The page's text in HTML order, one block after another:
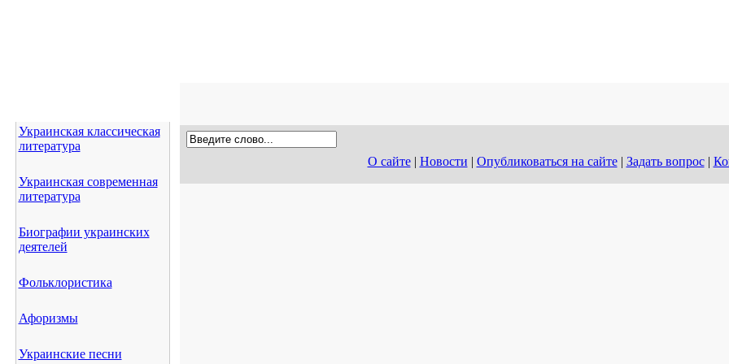
Украинская классическая
литература
Украинская современная
литература
Биографии украинских
деятелей
Фольклористика
Афоризмы
Украинские песни
О сайте| Новости | Опубликоваться на сайте| Задать вопрос|